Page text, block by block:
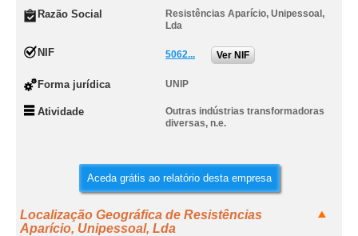
Razão Social
Resistências Aparício, Unipessoal,
Lda
NIF 5062... Ver NIF
Forma jurídica UNIP
Atividade
Outras indústrias transformadoras
diversas, n.e.
Aceda grátis ao relatório desta empresa
Localização Geográfica de Resistências
Aparício, Unipessoal, Lda